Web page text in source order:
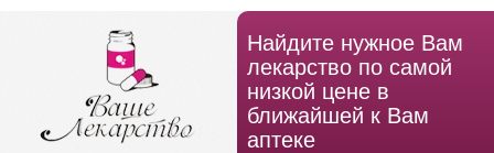
Найдите нужное Вам
лекарство по самой
низкой цене в
ближайшей к Вам
аптеке